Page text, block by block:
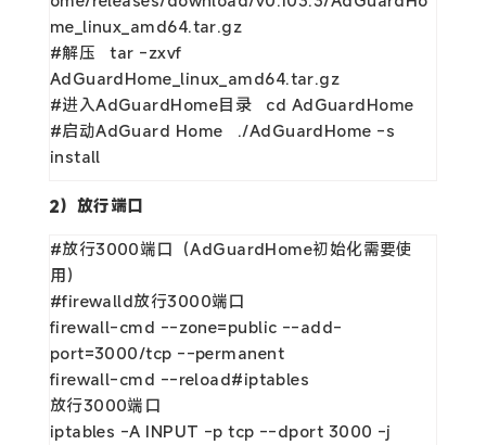
me_linux_amd64.tar.gz
#解压   tar -zxvf
AdGuardHome_linux_amd64.tar.gz
#进入AdGuardHome目录   cd AdGuardHome
#启动AdGuard Home   ./AdGuardHome -s
install
2）放行端口
#放行3000端口（AdGuardHome初始化需要使
用）
#firewalld放行3000端口
firewall-cmd --zone=public --add-
port=3000/tcp --permanent
firewall-cmd --reload#iptables
放行3000端口
iptables -A INPUT -p tcp --dport 3000 -j